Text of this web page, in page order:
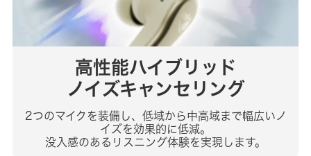
高性能ハイブリッド
ノイズキャンセリング
2つのマイクを装備し、低域から中高域まで幅広いノ
イズを効果的に低減。
没入感のあるリスニング体験を実現します。